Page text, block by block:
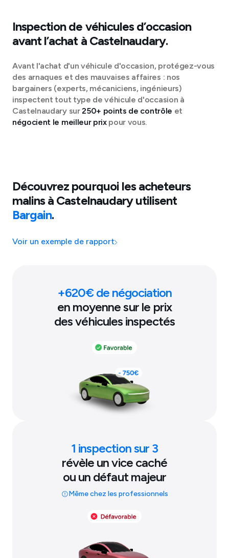
Inspection de véhicules d’occasion
avant l’achat à Castelnaudary.
Avant l'achat d'un véhicule d'occasion, protégez-vous
des arnaques et des mauvaises affaires : nos
bargainers (experts, mécaniciens, ingénieurs)
inspectent tout type de véhicule d'occasion à
Castelnaudarysur250+ points de contrôle et
négocient le meilleur prixpour vous.
Découvrez pourquoi les acheteurs
malins à Castelnaudaryutilisent
Bargain.
Voir un exemple de rapport
+620€ de négociation
en moyenne sur le prix
des véhicules inspectés
1 inspection sur 3
révèle un vice caché
ou un défaut majeur
Même chez les professionnels